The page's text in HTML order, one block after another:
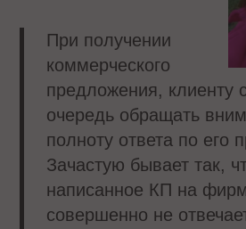
При получении
коммерческого
предложения, клиенту
очередь обращать
полноту ответа по его
Зачастую бывает так,
написанное КП на
совершенно не